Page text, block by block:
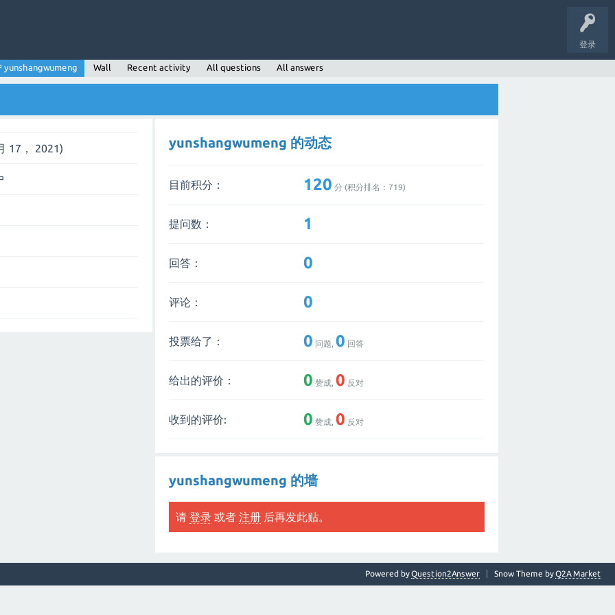
登录
yunshangwumeng Wall Recent activity All questions All answers
17， 2021) yunshangwumeng 的动态
目前积分： 120 分 (积分排名：719)
提问数： 1
回答： 0
评论： 0
投票给了： 0 问题,0 回答
给出的评价： 0 赞成,0 反对
收到的评价: 0 赞成,0 反对
yunshangwumeng 的墙
请登录 或者注册 后再发此贴。
Snow Theme byQ2A Market
Powered byQuestion2Answer